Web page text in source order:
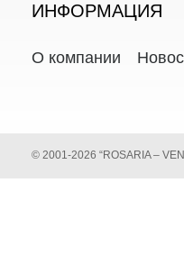
ИНФОРМАЦИЯ
О компании
© 2001-2026 “ROSARIA –